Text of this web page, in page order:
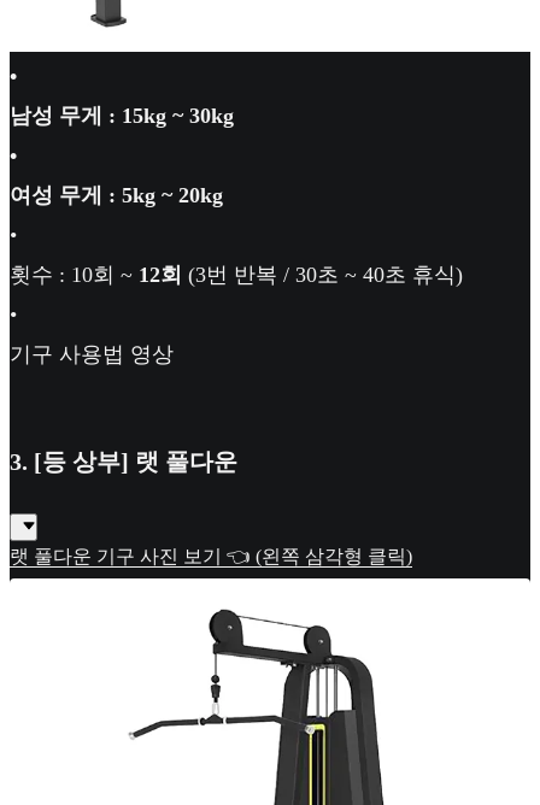
•
남성 무게 : 15kg ~ 30kg
•
여성 무게 : 5kg ~ 20kg
•
횟수 : 10회 ~ 12회 (3번 반복 / 30초 ~ 40초 휴식)
•
기구 사용법 영상
3. [등 상부] 랫 풀다운
랫 풀다운 기구 사진 보기 👈 (왼쪽 삼각형 클릭)